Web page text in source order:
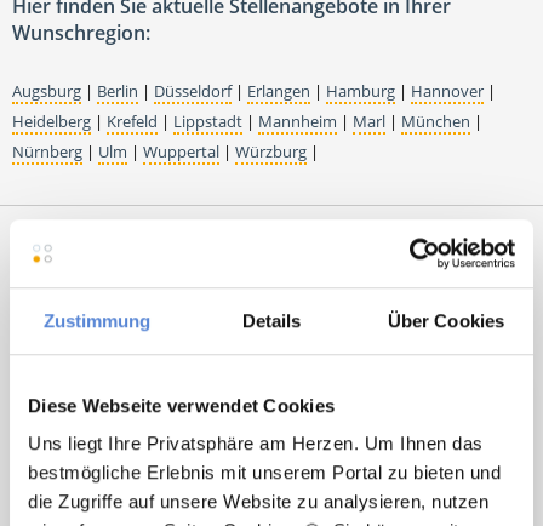
Zustimmung Details Über Cookies
Diese Webseite verwendet Cookies
Uns liegt Ihre Privatsphäre am Herzen. Um Ihnen das
bestmögliche Erlebnis mit unserem Portal zu bieten und
die Zugriffe auf unsere Website zu analysieren, nutzen
Hier finden Sie aktuelle Stellenangebote in Ihrer
Wunschregion:
Augsburg | Berlin | Düsseldorf| Erlangen | Hamburg | Hannover |
Heidelberg | Krefeld | Lippstadt | Mannheim | Marl | München |
Nürnberg | Ulm | Wuppertal | Würzburg |
Premium-Stellenangebote in der
Region Bielefeld:
🌟 PREMIUM-STELLENANGEBOT 🌟
Angestellter Facharzt (m/w/d) in Voll- oder Teilzeit
ab sofort in Enger